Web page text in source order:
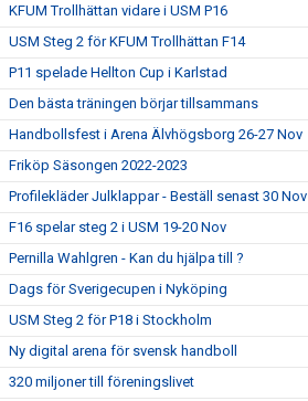
KFUM Trollhättan vidare i USM P16
USM Steg 2 för KFUM Trollhättan F14
P11 spelade Hellton Cup i Karlstad
Den bästa träningen börjar tillsammans
Handbollsfest i Arena Älvhögsborg 26-27 Nov
Friköp Säsongen 2022-2023
Profilekläder Julklappar - Beställ senast 30 Nov
F16 spelar steg 2 i USM 19-20 Nov
Pernilla Wahlgren - Kan du hjälpa till ?
Dags för Sverigecupen i Nyköping
USM Steg 2 för P18 i Stockholm
Ny digital arena för svensk handboll
320 miljoner till föreningslivet